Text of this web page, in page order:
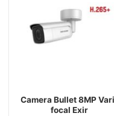
Camera Bullet 8MP
focal Exir